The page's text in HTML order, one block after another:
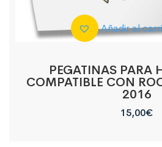
Añadir al
PEGATINAS PARA
COMPATIBLE CON
2016
15,00€